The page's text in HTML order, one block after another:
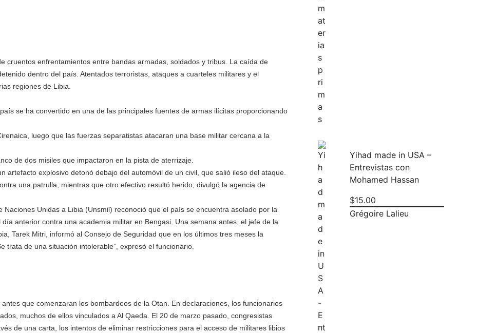
cruentos enfrentamientos entre bandas armadas, soldados y tribus. La caída de
dentro del país. Atentados terroristas, ataques a cuarteles militares y el
regiones de Libia.
se ha convertido en una de las principales fuentes de armas ilícitas proporcionando
luego que las fuerzas separatistas atacaran una base militar cercana a la
de dos misiles que impactaron en la pista de aterrizaje.
artefacto explosivo detonó debajo del automóvil de un civil, que salió ileso del ataque.
una patrulla, mientras que otro efectivo resultó herido, divulgó la agencia de
Unidas a Libia (Unsmil) reconoció que el país se encuentra asolado por la
anterior contra una academia militar en Bengasi. Una semana antes, el jefe de la
Tarek Mitri, informó al Consejo de Seguridad que en los últimos tres meses la
trata de una situación intolerable”, expresó el funcionario.
que comenzaran los bombardeos de la Otan. En declaraciones, los funcionarios
muchos de ellos vinculados a Al Qaeda. El 20 de marzo pasado, congresistas
de una carta, los intentos de eliminar restricciones para el acceso de militares libios
Yihad made in USA –
Entrevistas con
Mohamed Hassan
$15.00
Grégoire Lalieu